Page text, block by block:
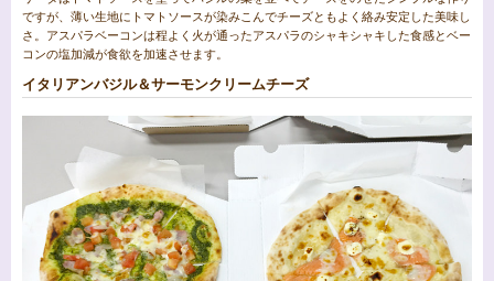
ですが、薄い生地にトマトソースが染みこんでチーズともよく絡み安定した美味し
さ。アスパラベーコンは程よく火が通ったアスパラのシャキシャキした食感とベー
コンの塩加減が食欲を加速させます。
イタリアンバジル＆サーモンクリームチーズ